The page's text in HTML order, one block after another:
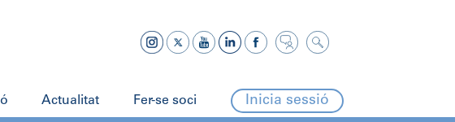
Actualitat Fer-se soci Inicia sessió